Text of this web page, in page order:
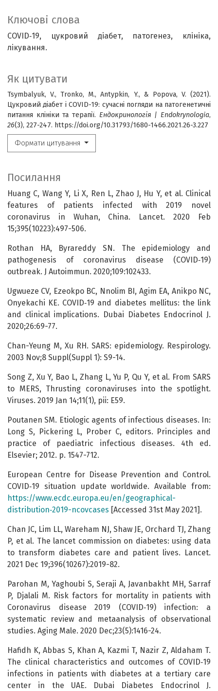
Ключові слова
COVID‑19, цукровий діабет, патогенез, клініка,
лікування.
Як цитувати
Tsymbalyuk, V., Tronko, M., Antypkin, Y., & Popova, V. (2021).
Цукровий діабет і COVID-19: сучасні погляди на патогенетичні
питання клініки та терапії. Ендокринологія | Endokrynologia,
26(3), 227-247. https://doi.org/10.31793/1680-1466.2021.26-3.227
Формати цитування
Посилання
Huang C, Wang Y, Li X, Ren L, Zhao J, Hu Y, et al. Clinical
features of patients infected with 2019 novel
coronavirus in Wuhan, China. Lancet. 2020 Feb
15;395(10223):497-506.
Rothan HA, Byrareddy SN. The epidemiology and
pathogenesis of coronavirus disease (COVID‑19)
outbreak. J Autoimmun. 2020;109:102433.
Ugwueze CV, Ezeokpo BC, Nnolim BI, Agim EA, Anikpo NC,
Onyekachi KE. COVID‑19 and diabetes mellitus: the link
and clinical implications. Dubai Diabetes Endocrinol J.
2020;26:69-77.
Chan-Yeung M, Xu RH. SARS: epidemiology. Respirology.
2003 Nov;8 Suppl(Suppl 1): S9-14.
Song Z, Xu Y, Bao L, Zhang L, Yu P, Qu Y, et al. From SARS
to MERS, Thrusting coronaviruses into the spotlight.
Viruses. 2019 Jan 14;11(1), pii: E59.
Poutanen SM. Etiologic agents of infectious diseases. In:
Long S, Pickering L, Prober C, editors. Principles and
practice of paediatric infectious diseases. 4th ed.
Elsevier; 2012. p. 1547-712.
European Centre for Disease Prevention and Control.
COVID‑19 situation update worldwide. Available from:
https://www.ecdc.europa.eu/en/geographical-
distribution‑2019-ncovcases [Accessed 31st May 2021].
Chan JC, Lim LL, Wareham NJ, Shaw JE, Orchard TJ, Zhang
P, et al. The lancet commission on diabetes: using data
to transform diabetes care and patient lives. Lancet.
2021 Dec 19;396(10267):2019-82.
Parohan M, Yaghoubi S, Seraji A, Javanbakht MH, Sarraf
P, Djalali M. Risk factors for mortality in patients with
Coronavirus disease 2019 (COVID‑19) infection: a
systematic review and metaanalysis of observational
studies. Aging Male. 2020 Dec;23(5):1416-24.
Hafidh K, Abbas S, Khan A, Kazmi T, Nazir Z, Aldaham T.
The clinical characteristics and outcomes of COVID‑19
infections in patients with diabetes at a tertiary care
center in the UAE. Dubai Diabetes Endocrinol J.